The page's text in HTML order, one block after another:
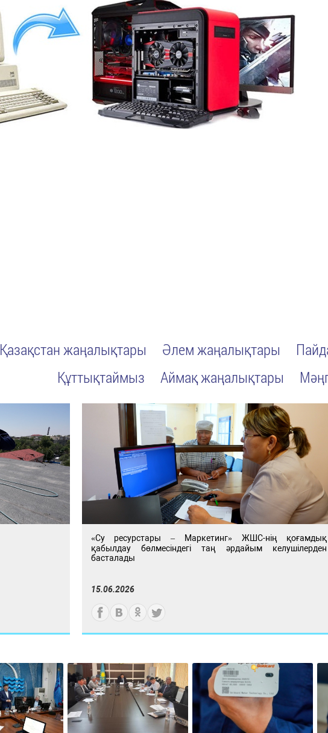
Қазақстан жаңалықтары Әлем жаңалықтары
Құттықтаймыз
Аймақ жаңалықтары
«Су ресурстары – Маркетинг» ЖШС-нің қоғамдық
қабылдау бөлмесіндегі таң әрдайым келушілерден
басталады
15.06.2026